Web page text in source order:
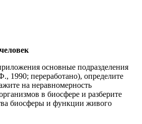
основные подразделения
1990; переработано), определите
на неравномерность
в биосфере и разберите
биосферы и функции живого